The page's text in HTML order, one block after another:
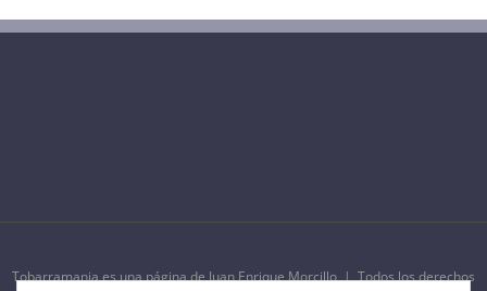
Tobarramania es una página de Juan Enrique Morcillo | Todos los derechos